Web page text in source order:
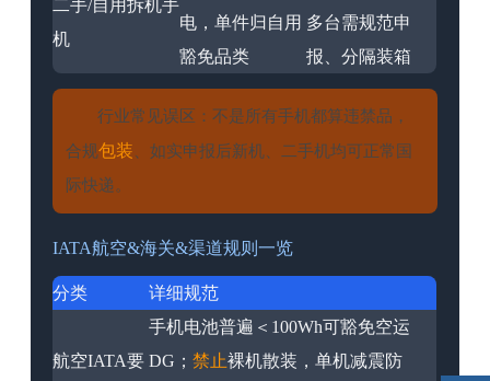
二手/自用拆机手
机
电，单件归自用
豁免品类
多台需规范申
报、分隔装箱
行业常见误区：不是所有手机都算违禁品，
合规包装、如实申报后新机、二手机均可正常国
际快递。
IATA航空&海关&渠道规则一览
分类 详细规范
航空IATA要
手机电池普遍＜100Wh可豁免空运
DG；禁止裸机散装，单机减震防